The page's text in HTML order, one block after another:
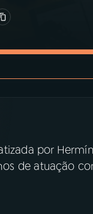
por
de atuação